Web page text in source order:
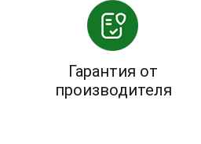
Гарантия от
производителя